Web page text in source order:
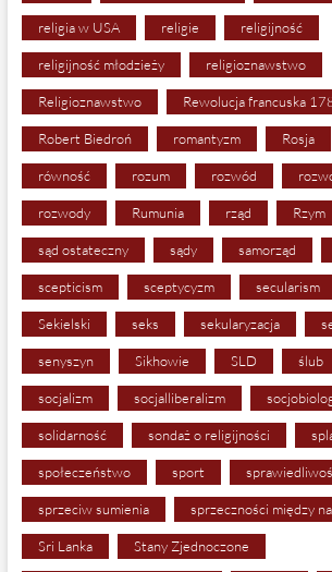
religia w USA religie religijność
religijność młodzieży religioznawstwo
Religioznawstwo Rewolucja francuska
Robert Biedroń romantyzm Rosja
równość rozum rozwód
rozwody Rumunia rząd Rzym
sąd ostateczny sądy samorząd
scepticism sceptycyzm secularism
Sekielski seks sekularyzacja
senyszyn Sikhowie SLD ślub
socjalizm socjalliberalizm
solidarność sondaż o religijności
społeczeństwo sport
sprzeciw sumienia sprzeczności między
Sri Lanka Stany Zjednoczone